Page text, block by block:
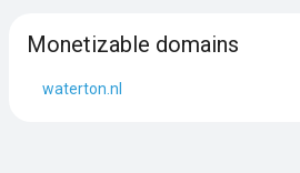
Monetizable domains
waterton.nl